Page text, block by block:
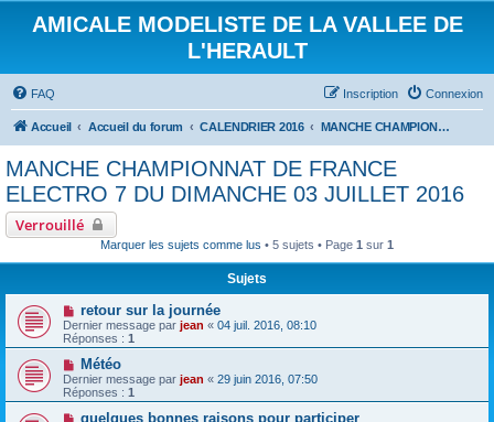
AMICALE MODELISTE DE LA VALLEE DE
L'HERAULT
FAQ Connexion
Inscription
Accueil Accueil du forum CALENDRIER 2016 MANCHE CHAMPIONNAT DE FRANCE ELECTRO 7 DU DIMANCHE 03 JUILLET 2016
MANCHE CHAMPIONNAT DE FRANCE
ELECTRO 7 DU DIMANCHE 03 JUILLET 2016
Verrouillé
Marquer les sujets comme lus • 5 sujets • Page 1 sur 1
Sujets
retour sur la journée
Dernier message par jean « 04 juil. 2016, 08:10
Réponses : 1
Météo
Dernier message par jean « 29 juin 2016, 07:50
Réponses : 1
quelques bonnes raisons pour participer